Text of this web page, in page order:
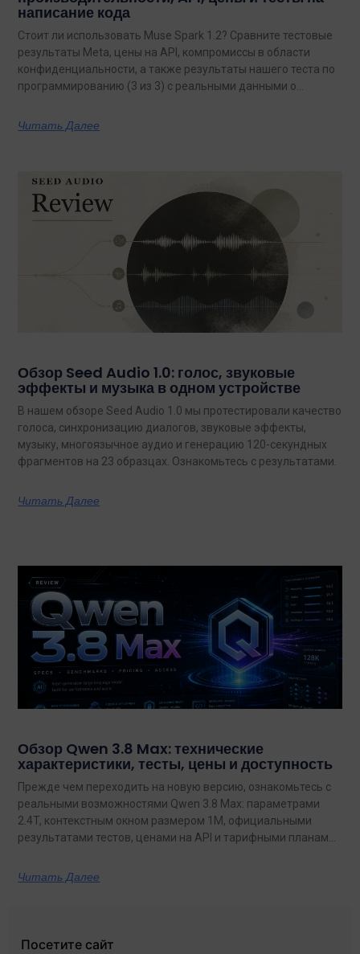
написание кода
Стоит ли использовать Muse Spark 1.2? Сравните тестовые
результаты Meta, цены на API, компромиссы в области
конфиденциальности, а также результаты нашего теста по
программированию (3 из 3) с реальными данными о
Читать Далее
Обзор Seed Audio 1.0: голос, звуковые
эффекты и музыка в одном устройстве
В нашем обзоре Seed Audio 1.0 мы протестировали качество
голоса, синхронизацию диалогов, звуковые эффекты,
музыку, многоязычное аудио и генерацию 120-секундных
фрагментов на 23 образцах. Ознакомьтесь с результатами.
Читать Далее
Обзор Qwen 3.8 Max: технические
характеристики, тесты, цены и доступность
Прежде чем переходить на новую версию, ознакомьтесь с
реальными возможностями Qwen 3.8 Max: параметрами
2.4T, контекстным окном размером 1M, официальными
результатами тестов, ценами на API и тарифными планами
Читать Далее
Посетите сайт